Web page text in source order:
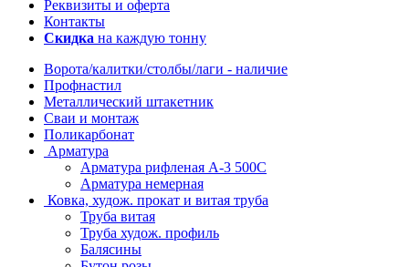
Реквизиты и оферта
Контакты
Скидка на каждую тонну
Ворота/калитки/столбы/лаги - наличие
Профнастил
Металлический штакетник
Сваи и монтаж
Поликарбонат
Арматура
Арматура рифленая А-3 500С
Арматура немерная
Ковка, худож. прокат и витая труба
Труба витая
Труба худож. профиль
Балясины